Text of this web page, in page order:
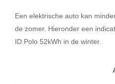
Een elektrische auto kan
de zomer. Hieronder een
ID.Polo 52kWh in de winter.